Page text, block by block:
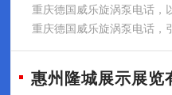
重庆德国威乐旋涡泵电话，
重庆德国威乐旋涡泵电话，
惠州隆城展示展览